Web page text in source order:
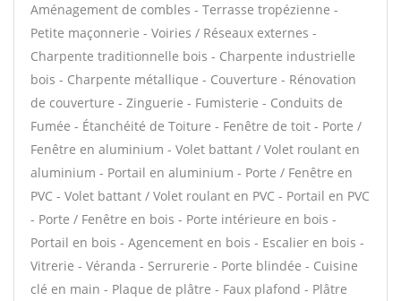
Aménagement de combles - Terrasse tropézienne -
Petite maçonnerie - Voiries / Réseaux externes -
Charpente traditionnelle bois - Charpente industrielle
bois - Charpente métallique - Couverture - Rénovation
de couverture - Zinguerie - Fumisterie - Conduits de
Fumée - Étanchéité de Toiture - Fenêtre de toit - Porte /
Fenêtre en aluminium - Volet battant / Volet roulant en
aluminium - Portail en aluminium - Porte / Fenêtre en
PVC - Volet battant / Volet roulant en PVC - Portail en PVC
- Porte / Fenêtre en bois - Porte intérieure en bois -
Portail en bois - Agencement en bois - Escalier en bois -
Vitrerie - Véranda - Serrurerie - Porte blindée - Cuisine
clé en main - Plaque de plâtre - Faux plafond - Plâtre